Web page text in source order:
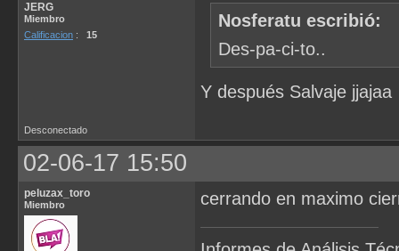
JERG
Miembro
Calificacion : 15
Nosferatu escribió:
Des-pa-ci-to..
Y después Salvaje jjajaa
Desconectado
02-06-17 15:50
peluzax_toro
Miembro cerrando en maximo